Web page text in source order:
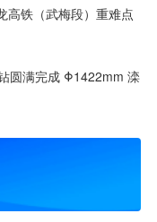
高铁（武梅段）重难点
圆满完成 Φ1422mm 滦